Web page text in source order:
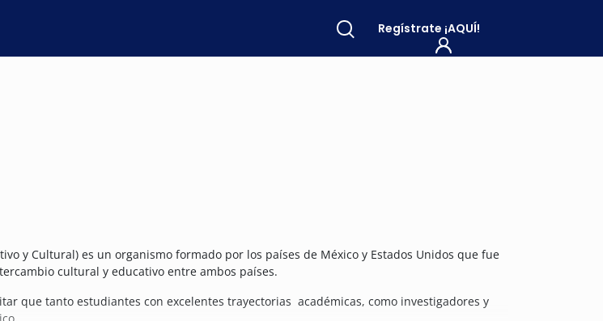
Regístrate ¡AQUÍ!
y Cultural) es un organismo formado por los países de México y Estados Unidos que fue
cultural y educativo entre ambos países.
que tanto estudiantes con excelentes trayectorias académicas, como investigadores y